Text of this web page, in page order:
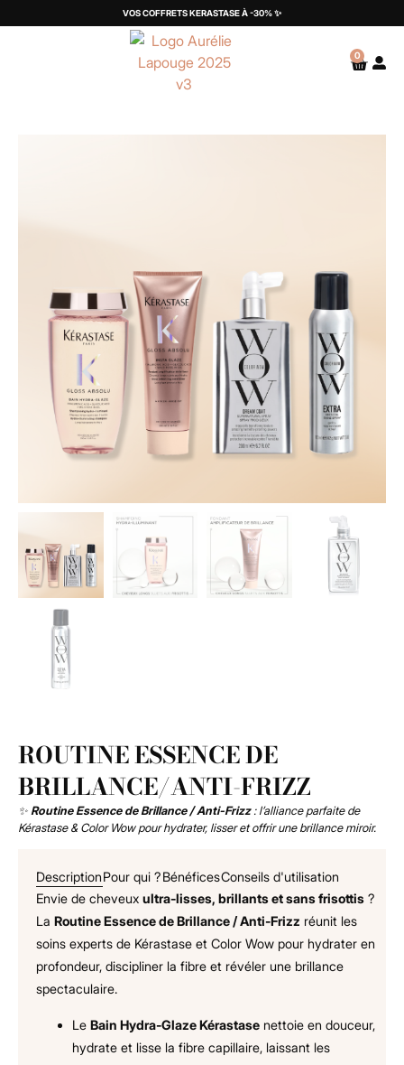
VOS COFFRETS KERASTASE À -30% ✨
0
ROUTINE ESSENCE DE
BRILLANCE/ANTI-FRIZZ
✨ Routine Essence de Brillance / Anti-Frizz: l’alliance parfaite de
Kérastase & Color Wow pour hydrater, lisser et offrir une brillance miroir.
DescriptionPour qui ?BénéficesConseils d'utilisation
Envie de cheveux ultra-lisses, brillants et sans frisottis ?
La Routine Essence de Brillance / Anti-Frizz réunit les
soins experts de Kérastase et Color Wow pour hydrater en
profondeur, discipliner la fibre et révéler une brillance
spectaculaire.
Le Bain Hydra-Glaze Kérastase nettoie en douceur,
hydrate et lisse la fibre capillaire, laissant les